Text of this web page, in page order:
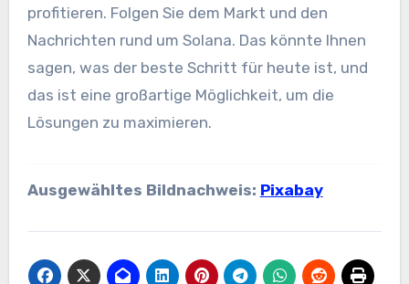
profitieren. Folgen Sie dem Markt und den
Nachrichten rund um Solana. Das könnte Ihnen
sagen, was der beste Schritt für heute ist, und
das ist eine großartige Möglichkeit, um die
Lösungen zu maximieren.
Ausgewähltes Bildnachweis: Pixabay